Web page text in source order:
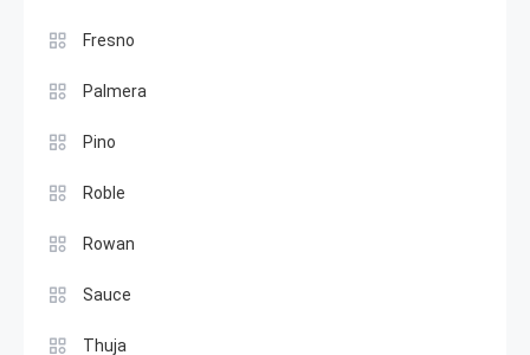
Fresno
Palmera
Pino
Roble
Rowan
Sauce
Thuja